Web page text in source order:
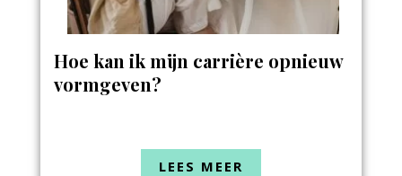
Hoe kan ik mijn carrière opnieuw
vormgeven?
LEES MEER